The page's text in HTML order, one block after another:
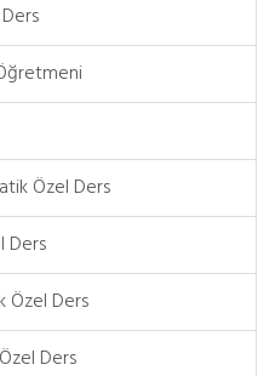
Özel Ders
Ders
Özel Ders
Ders